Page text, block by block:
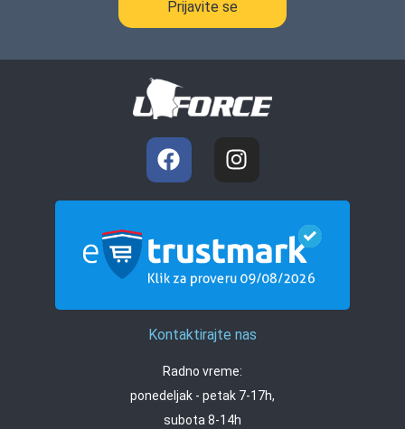
Prijavite se
Kontaktirajte nas
Radno vreme:
ponedeljak - petak 7-17h,
subota 8-14h